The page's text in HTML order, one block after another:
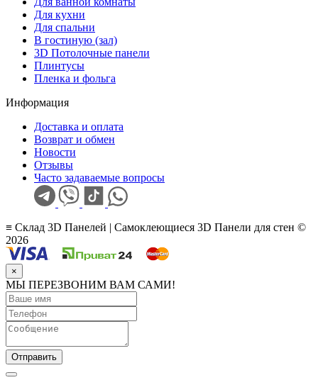
Для кухни
Для спальни
В гостиную (зал)
3D Потолочные панели
Плинтусы
Пленка и фольга
Информация
Доставка и оплата
Возврат и обмен
Новости
Отзывы
Часто задаваемые вопросы
≡ Склад 3D Панелей | Самоклеющиеся 3D Панели для стен ©
2026
×
МЫ ПЕРЕЗВОНИМ ВАМ САМИ!
Отправить